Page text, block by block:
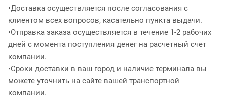
•Доставка осуществляется после согласования с
клиентом всех вопросов, касательно пункта выдачи.
•Отправка заказа осуществляется в течение 1-2 рабочих
дней с момента поступления денег на расчетный счет
компании.
•Сроки доставки в ваш город и наличие терминала вы
можете уточнить на сайте вашей транспортной
компании.